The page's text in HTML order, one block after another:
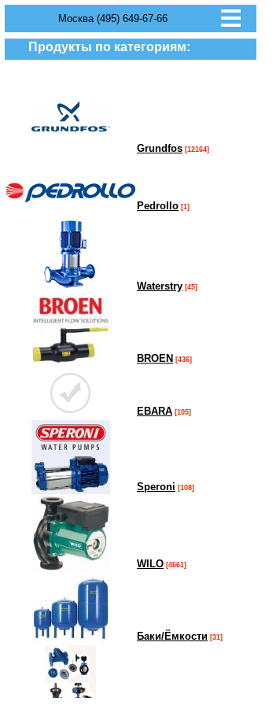
Москва (495) 649-67-66
Продукты по категориям:
Grundfos [12164]
Pedrollo [1]
Waterstry [45]
BROEN [436]
EBARA [105]
Speroni [108]
WILO [4661]
Баки/Ёмкости [31]